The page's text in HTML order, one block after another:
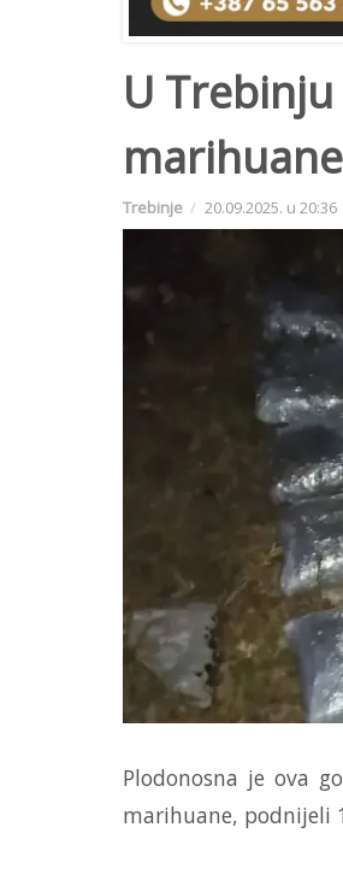
U
marihuane
Trebinje 20.09.2025. u 20:36
Plodonosna je ova
marihuane, podnijeli